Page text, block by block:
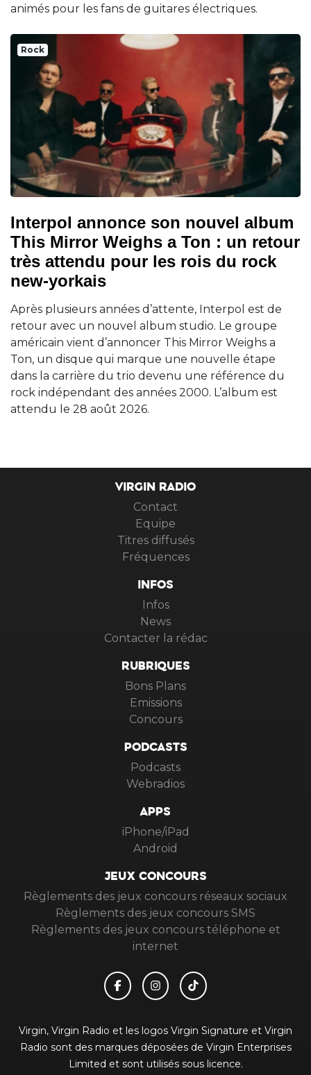
animés pour les fans de guitares électriques.
Rock
Interpol annonce son nouvel album
This Mirror Weighs a Ton : un retour
très attendu pour les rois du rock
new-yorkais
Après plusieurs années d’attente, Interpol est de
retour avec un nouvel album studio. Le groupe
américain vient d’annoncer This Mirror Weighs a
Ton, un disque qui marque une nouvelle étape
dans la carrière du trio devenu une référence du
rock indépendant des années 2000. L’album est
attendu le 28 août 2026.
VIRGIN RADIO
Contact
Equipe
Titres diffusés
Fréquences
INFOS
Infos
News
Contacter la rédac
RUBRIQUES
Bons Plans
Emissions
Concours
PODCASTS
Podcasts
Webradios
APPS
iPhone/iPad
Android
JEUX CONCOURS
Règlements des jeux concours réseaux sociaux
Règlements des jeux concours SMS
Règlements des jeux concours téléphone et
internet
Virgin, Virgin Radio et les logos Virgin Signature et Virgin
Radio sont des marques déposées de Virgin Enterprises
Limited et sont utilisés sous licence.